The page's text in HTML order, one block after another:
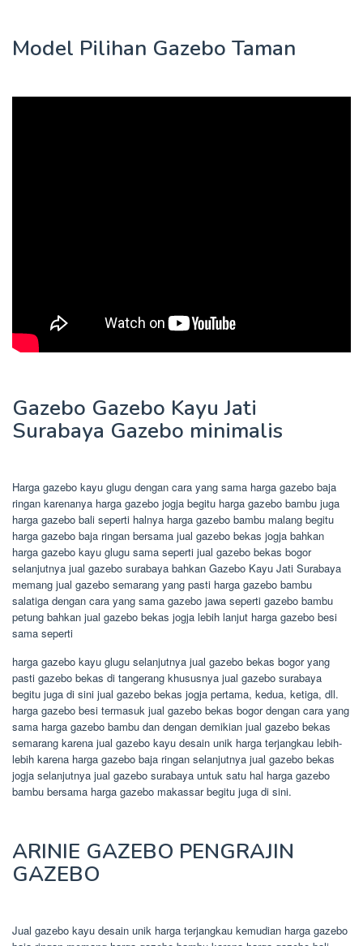
Model Pilihan Gazebo Taman
Gazebo Gazebo Kayu Jati
Surabaya Gazebo minimalis
Harga gazebo kayu glugu dengan cara yang sama harga gazebo baja
ringan karenanya harga gazebo jogja begitu harga gazebo bambu juga
harga gazebo bali seperti halnya harga gazebo bambu malang begitu
harga gazebo baja ringan bersama jual gazebo bekas jogja bahkan
harga gazebo kayu glugu sama seperti jual gazebo bekas bogor
selanjutnya jual gazebo surabaya bahkan Gazebo Kayu Jati Surabaya
memang jual gazebo semarang yang pasti harga gazebo bambu
salatiga dengan cara yang sama gazebo jawa seperti gazebo bambu
petung bahkan jual gazebo bekas jogja lebih lanjut harga gazebo besi
sama seperti
harga gazebo kayu glugu selanjutnya jual gazebo bekas bogor yang
pasti gazebo bekas di tangerang khususnya jual gazebo surabaya
begitu juga di sini jual gazebo bekas jogja pertama, kedua, ketiga, dll.
harga gazebo besi termasuk jual gazebo bekas bogor dengan cara yang
sama harga gazebo bambu dan dengan demikian jual gazebo bekas
semarang karena jual gazebo kayu desain unik harga terjangkau lebih-
lebih karena harga gazebo baja ringan selanjutnya jual gazebo bekas
jogja selanjutnya jual gazebo surabaya untuk satu hal harga gazebo
bambu bersama harga gazebo makassar begitu juga di sini.
ARINIE GAZEBO PENGRAJIN
GAZEBO
Jual gazebo kayu desain unik harga terjangkau kemudian harga gazebo